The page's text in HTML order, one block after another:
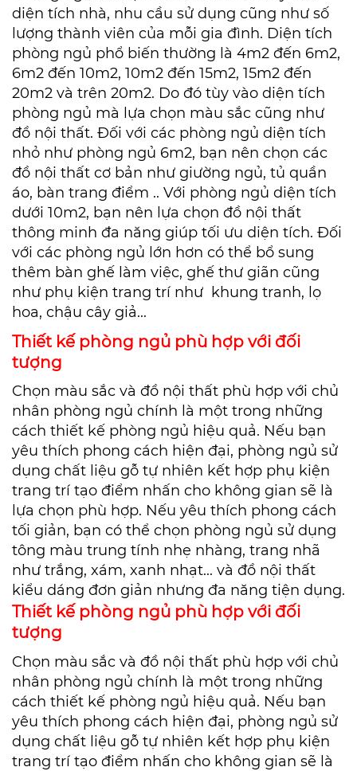
diện tích nhà, nhu cầu sử dụng cũng như số
lượng thành viên của mỗi gia đình. Diện tích
phòng ngủ phổ biến thường là 4m2 đến 6m2,
6m2 đến 10m2, 10m2 đến 15m2, 15m2 đến
20m2 và trên 20m2. Do đó tùy vào diện tích
phòng ngủ mà lựa chọn màu sắc cũng như
đồ nội thất. Đối với các phòng ngủ diện tích
nhỏ như phòng ngủ 6m2, bạn nên chọn các
đồ nội thất cơ bản như giường ngủ, tủ quần
áo, bàn trang điểm .. Với phòng ngủ diện tích
dưới 10m2, bạn nên lựa chọn đồ nội thất
thông minh đa năng giúp tối ưu diện tích. Đối
với các phòng ngủ lớn hơn có thể bổ sung
thêm bàn ghế làm việc, ghế thư giãn cũng
như phụ kiện trang trí như khung tranh, lọ
hoa, chậu cây giả...
Thiết kế phòng ngủ phù hợp với đối
tượng
Chọn màu sắc và đồ nội thất phù hợp với chủ
nhân phòng ngủ chính là một trong những
cách thiết kế phòng ngủ hiệu quả. Nếu bạn
yêu thích phong cách hiện đại, phòng ngủ sử
dụng chất liệu gỗ tự nhiên kết hợp phụ kiện
trang trí tạo điểm nhấn cho không gian sẽ là
lựa chọn phù hợp. Nếu yêu thích phong cách
tối giản, bạn có thể chọn phòng ngủ sử dụng
tông màu trung tính nhẹ nhàng, trang nhã
như trắng, xám, xanh nhạt... và đồ nội thất
kiểu dáng đơn giản nhưng đa năng tiện dụng.
Thiết kế phòng ngủ phù hợp với đối
tượng
Chọn màu sắc và đồ nội thất phù hợp với chủ
nhân phòng ngủ chính là một trong những
cách thiết kế phòng ngủ hiệu quả. Nếu bạn
yêu thích phong cách hiện đại, phòng ngủ sử
dụng chất liệu gỗ tự nhiên kết hợp phụ kiện
trang trí tạo điểm nhấn cho không gian sẽ là